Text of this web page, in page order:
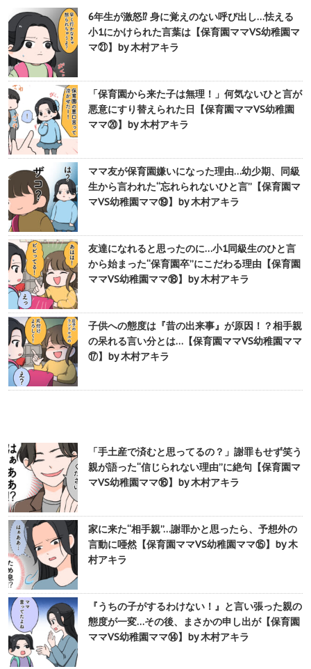
6年生が激怒⁉︎ 身に覚えのない呼び出し…怯える
小1にかけられた言葉は【保育園ママVS幼稚園マ
マ㉑】by 木村アキラ
「保育園から来た子は無理！」何気ないひと言が
悪意にすり替えられた日【保育園ママVS幼稚園
ママ⑳】by 木村アキラ
ママ友が保育園嫌いになった理由…幼少期、同級
生から言われた“忘れられないひと言”【保育園マ
マVS幼稚園ママ⑲】by 木村アキラ
友達になれると思ったのに…小1同級生のひと言
から始まった“保育園卒”にこだわる理由【保育園
ママVS幼稚園ママ⑱】by 木村アキラ
子供への態度は『昔の出来事』が原因！？相手親
の呆れる言い分とは…【保育園ママVS幼稚園ママ
⑰】by 木村アキラ
「手土産で済むと思ってるの？」謝罪もせず笑う
親が語った“信じられない理由”に絶句【保育園マ
マVS幼稚園ママ⑯】by 木村アキラ
家に来た“相手親”…謝罪かと思ったら、予想外の
言動に唖然【保育園ママVS幼稚園ママ⑮】by 木
村アキラ
『うちの子がするわけない！』と言い張った親の
態度が一変…その後、まさかの申し出が【保育園
ママVS幼稚園ママ⑭】by 木村アキラ